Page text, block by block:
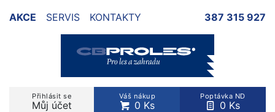
AKCE SERVIS KONTAKTY 387 315 927
Přihlásit se
Můj účet
Váš nákup
0 Ks
Poptávka ND
0 Ks